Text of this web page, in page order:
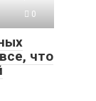
0
что